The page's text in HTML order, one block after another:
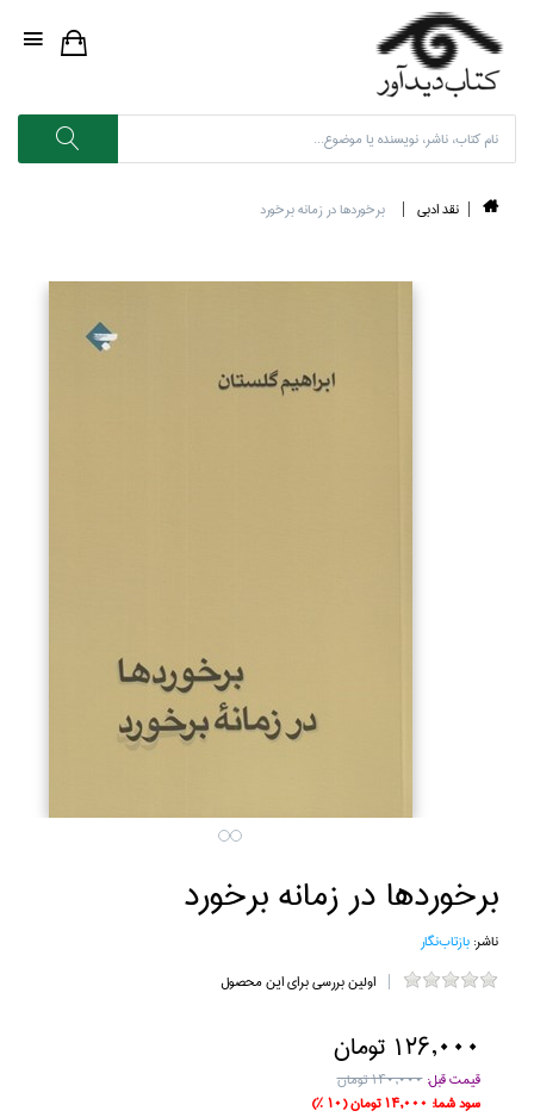
نقد ادبي برخوردها در زمانه برخورد
برخوردها در زمانه برخورد
ناشر:بازتاب‌نگار
اولین بررسی برای این محصول
126,000 تومان
قیمت قبل: 140,000 تومان
سود شما: 14,000 تومان
(10 %)